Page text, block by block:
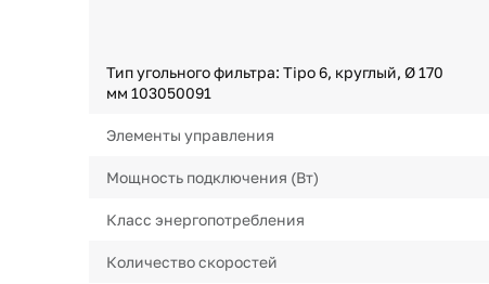
Тип угольного фильтра: Tipo 6, круглый, Ø 170
мм 103050091
Элементы управления
Мощность подключения (Вт)
Класс энергопотребления
Количество скоростей